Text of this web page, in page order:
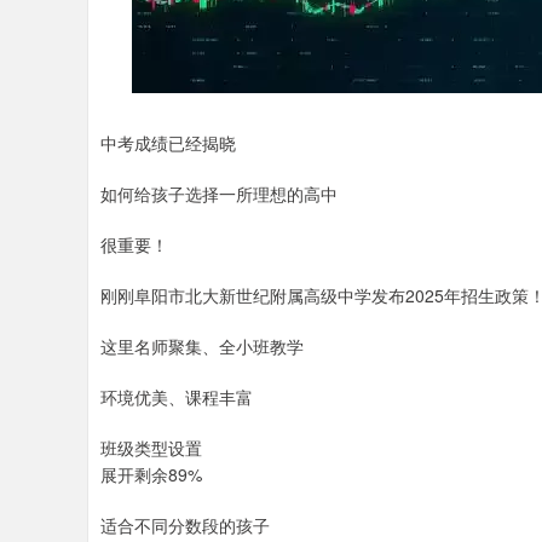
中考成绩已经揭晓
如何给孩子选择一所理想的高中
很重要！
刚刚阜阳市北大新世纪附属高级中学发布2025年招生政策
这里名师聚集、全小班教学
环境优美、课程丰富
班级类型设置
展开剩余89%
适合不同分数段的孩子